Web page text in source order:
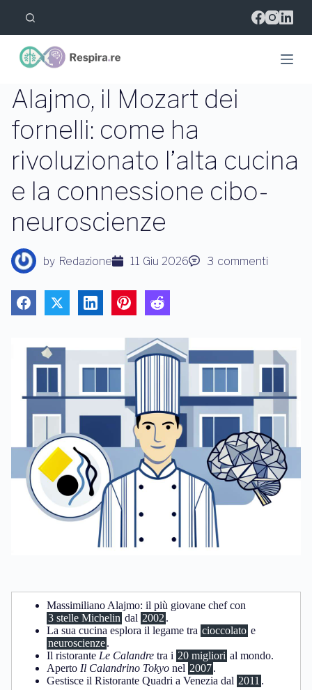
l
c
n
t
n
t
o
Alajmo, il Mozart dei
fornelli: come ha
rivoluzionato l’alta cucina
e la connessione cibo-
neuroscienze
by Redazione 11 Giu 2026 3 commenti
Massimiliano Alajmo: il più giovane chef con
3 stelle Michelin dal 2002 .
La sua cucina esplora il legame tra cioccolato e
neuroscienze.
Il ristorante Le Calandre tra i 20 migliori al mondo.
Aperto Il Calandrino Tokyo nel 2007.
Gestisce il Ristorante Quadri a Venezia dal 2011 .